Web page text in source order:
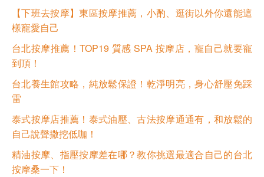
【下班去按摩】東區按摩推薦，小酌、逛街以外你還能這
樣寵愛自己
台北按摩推薦！TOP19 質感 SPA 按摩店，寵自己就要寵
到頂！
台北養生館攻略，純放鬆保證！乾淨明亮，身心舒壓免踩
雷
泰式按摩店推薦！泰式油壓、古法按摩通通有，和放鬆的
自己說聲撒挖低咖！
精油按摩、指壓按摩差在哪？教你挑選最適合自己的台北
按摩桑一下！